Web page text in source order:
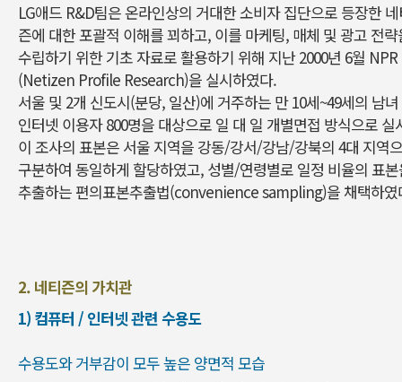
LG애드 R&D팀은 온라인상의 거대한 소비자 집단으로 등장한
즌에 대한 포괄적 이해를 꾀하고, 이를 마케팅, 매체 및 광고 전략
수립하기 위한 기초 자료로 활용하기 위해 지난 2000년 6월 NPR
(Netizen Profile Research)을 실시하였다.
서울 및 2개 신도시(분당, 일산)에 거주하는 만 10세~49세의 남
인터넷 이용자 800명을 대상으로 일 대 일 개별면접 방식으로 실
이 조사의 표본은 서울 지역을 강동/강서/강남/강북의 4대 지역
구분하여 동일하게 할당하였고, 성별/연령별로 일정 비율의 표
추출하는 편의표본추출법(convenience sampling)을 채택하였
2. 네티즌의 가치관
1) 컴퓨터 / 인터넷 관련 수용도
수용도와 거부감이 모두 높은 양면적 모습